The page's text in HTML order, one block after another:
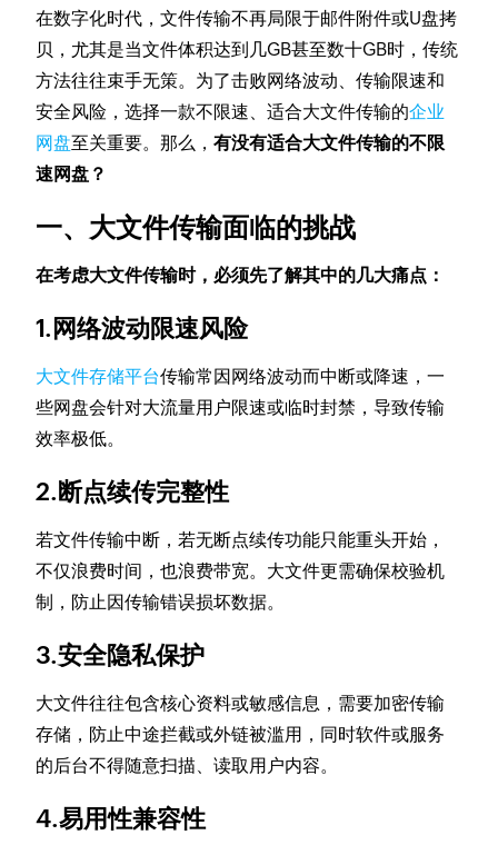
在数字化时代，文件传输不再局限于邮件附件或U盘拷
贝，尤其是当文件体积达到几GB甚至数十GB时，传统
方法往往束手无策。为了击败网络波动、传输限速和
安全风险，选择一款不限速、适合大文件传输的企业
网盘至关重要。那么，有没有适合大文件传输的不限
速网盘？
一、大文件传输面临的挑战
在考虑大文件传输时，必须先了解其中的几大痛点：
1.网络波动限速风险
大文件存储平台传输常因网络波动而中断或降速，一
些网盘会针对大流量用户限速或临时封禁，导致传输
效率极低。
2.断点续传完整性
若文件传输中断，若无断点续传功能只能重头开始，
不仅浪费时间，也浪费带宽。大文件更需确保校验机
制，防止因传输错误损坏数据。
3.安全隐私保护
大文件往往包含核心资料或敏感信息，需要加密传输
存储，防止中途拦截或外链被滥用，同时软件或服务
的后台不得随意扫描、读取用户内容。
4.易用性兼容性